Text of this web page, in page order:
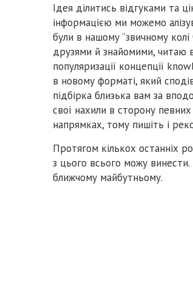
Ідея ділитись відгуками та
інформацією ми можемо
були в нашому “звичному
друзями й знайомими, читаю
популяризації концепції
в новому форматі, який
підбірка близька вам за
свої нахили в сторону
напрямках, тому пишіть і
Протягом кількох останніх
з цього всього можу
ближчому майбутньому.